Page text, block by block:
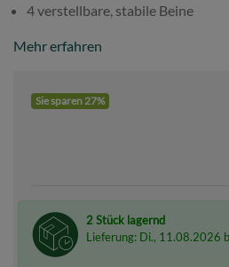
4 verstellbare, stabile Beine
Mehr erfahren
Sie sparen 27%
2 Stück lagernd
Lieferung: Di., 11.08.2026